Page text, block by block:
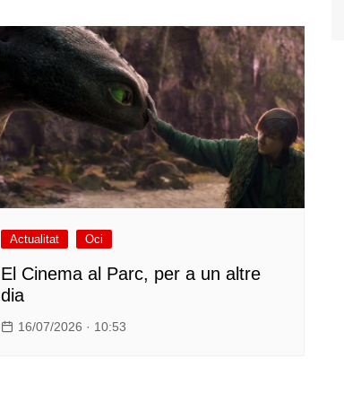
Actualitat Oci
El Cinema al Parc, per a un altre
dia
16/07/2026 · 10:53